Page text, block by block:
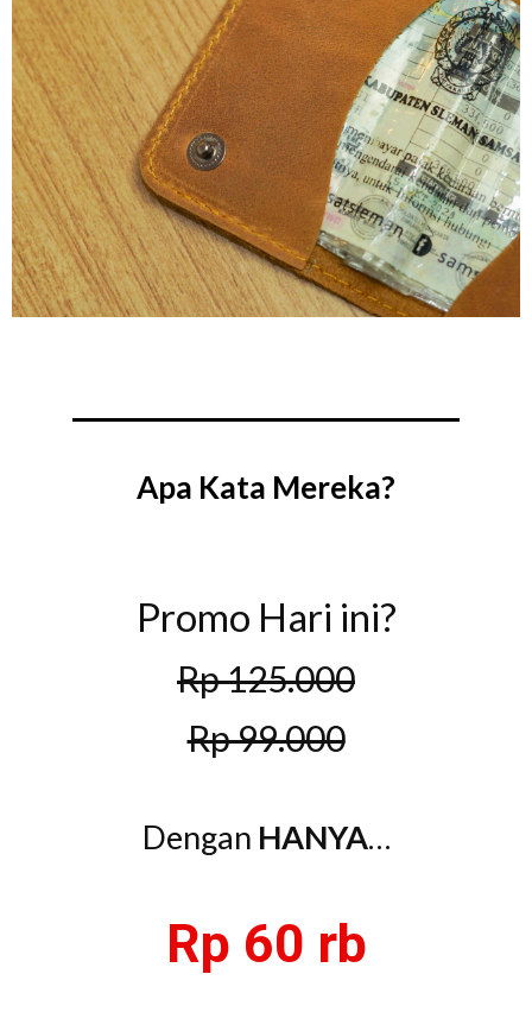
Apa Kata Mereka?
Promo Hari ini?
Rp 125.000
Rp 99.000
Dengan HANYA…
Rp 60 rb